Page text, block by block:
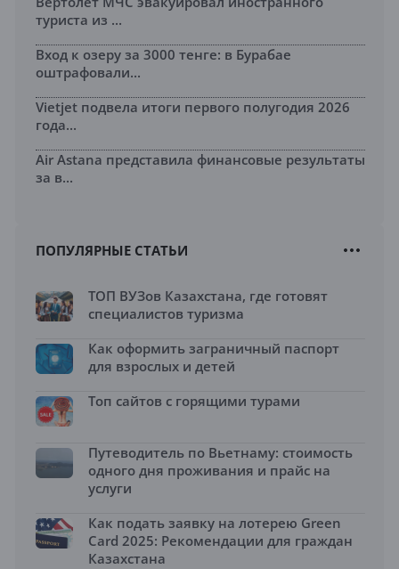
туриста из ...
Вход к озеру за 3000 тенге: в Бурабае
оштрафовали...
Vietjet подвела итоги первого полугодия 2026
года...
Air Astana представила финансовые результаты
за в...
ПОПУЛЯРНЫЕ СТАТЬИ
ТОП ВУЗов Казахстана, где готовят
специалистов туризма
Как оформить заграничный паспорт
для взрослых и детей
Топ сайтов с горящими турами
Путеводитель по Вьетнаму: стоимость
одного дня проживания и прайс на
услуги
Как подать заявку на лотерею Green
Card 2025: Рекомендации для граждан
Казахстана